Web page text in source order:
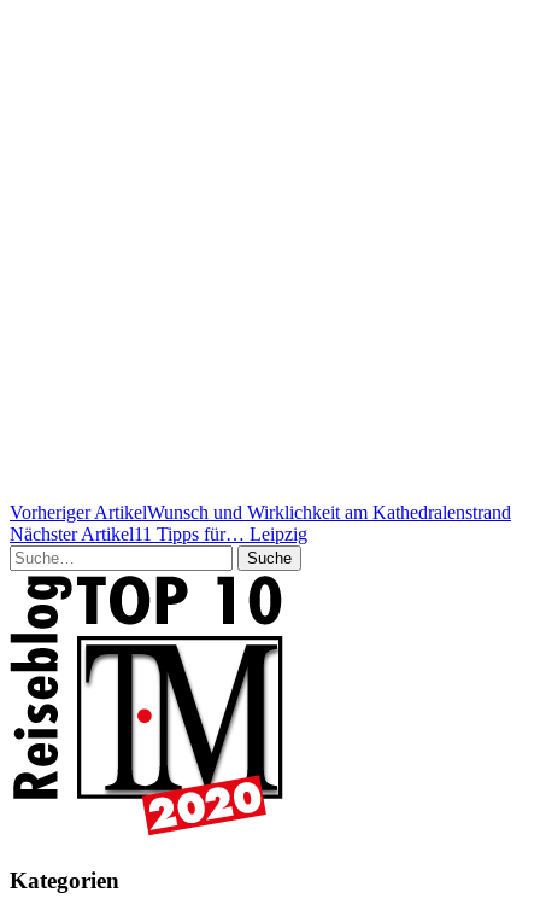
Vorheriger ArtikelWunsch und Wirklichkeit am Kathedralenstrand
Nächster Artikel11 Tipps für… Leipzig
Suche
Kategorien